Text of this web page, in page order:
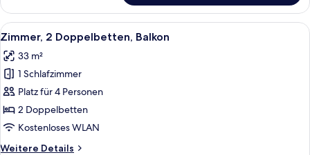
1
Doppelbett,
barrierefrei
Alle
Fotos
für
Zimmer,
2 Doppelbetten,
Balkon
anzeigen
Ein Hotelzimmer mit Bett, Sofa,
5
Zimmer, 2 Doppelbetten, Balkon
33 m²
1 Schlafzimmer
Platz für 4 Personen
2 Doppelbetten
Kostenloses WLAN
Weitere Details
Weitere